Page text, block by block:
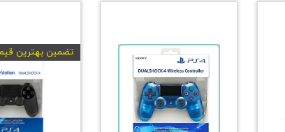
تضمین بهترین